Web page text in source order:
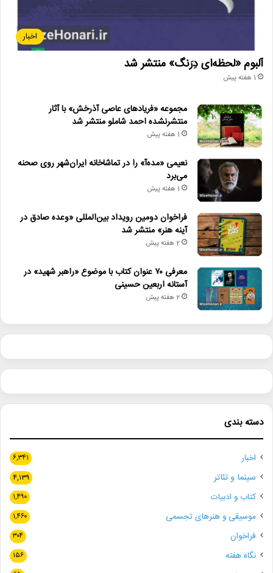
اخبار
آلبوم «لحظه‌ای دِرَنگ» منتشر شد
1 هفته پیش
مجموعه «فریادهای عاصی آذرخش» با آثار
منتشرنشده احمد شاملو منتشر شد
1 هفته پیش
نعیمی «مده‌آ» را در تماشاخانه ایران‌شهر روی صحنه
می‌برد
1 هفته پیش
فراخوان دومین رویداد بین‌المللی «وعده صادق در
آینه هنر» منتشر شد
2 هفته پیش
معرفی ۷۰ عنوان کتاب با موضوع «راهبر شهید» در
آستانه اربعین حسینی
2 هفته پیش
دسته بندی
اخبار ۶,۳۴۱
سینما و تئاتر ۴,۱۳۹
کتاب و ادبیات ۱,۴۹۰
موسیقی و هنرهای تجسمی ۱,۴۶۰
فراخوان ۳۰۴
نگاه هفته ۱۵۶